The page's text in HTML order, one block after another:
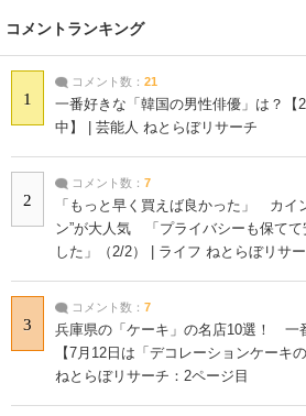
コメントランキング
1
コメント数： 21
一番好きな「韓国の男性俳優」は？【
中】 | 芸能人 ねとらぼリサーチ
2
コメント数： 7
「もっと早く買えば良かった」 カイ
ン”が大人気 「プライバシーも保てて
した」（2/2） | ライフ ねとらぼリサ
3
コメント数： 7
兵庫県の「ケーキ」の名店10選！ 一
【7月12日は「デコレーションケーキ
ねとらぼリサーチ：2ページ目